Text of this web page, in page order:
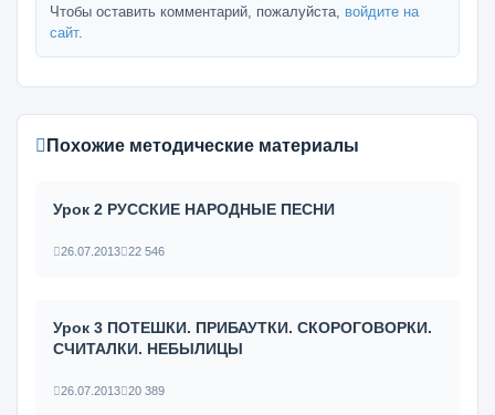
Чтобы оставить комментарий, пожалуйста, войдите на
сайт.
Похожие методические материалы
Урок 2 РУССКИЕ НАРОДНЫЕ ПЕСНИ
26.07.2013 22 546
Урок 3 ПОТЕШКИ. ПРИБАУТКИ. СКОРОГОВОРКИ.
СЧИТАЛКИ. НЕБЫЛИЦЫ
26.07.2013 20 389